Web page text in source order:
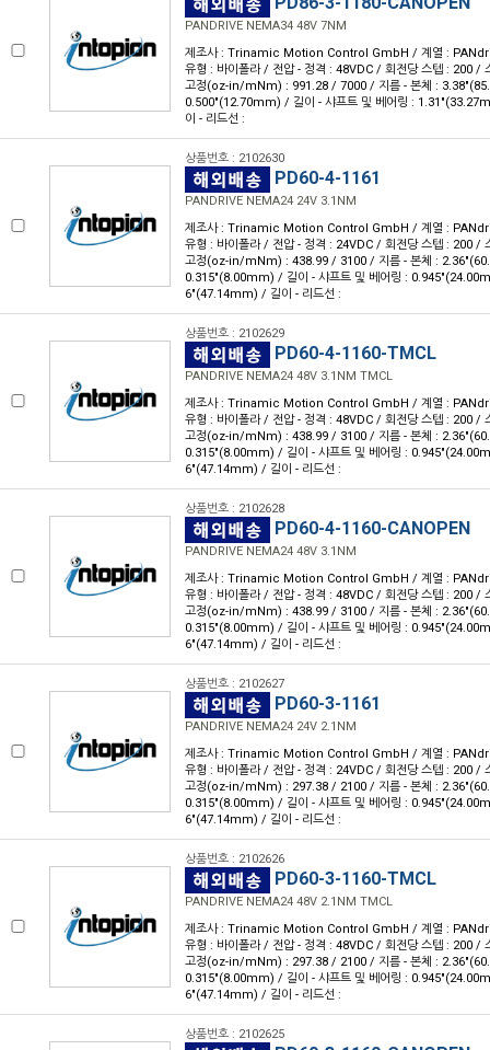
PANDRIVE NEMA34 48V 7NM
제조사 : Trinamic Motion Control GmbH / 계열 :
유형 : 바이폴라 / 전압 - 정격 : 48VDC / 회전당 스텝 : 200 /
고정(oz-in/mNm) : 991.28 / 7000 / 지름 - 본체 :
0.500"(12.70mm) / 길이 - 샤프트 및 베어링 :
이 - 리드선 :
상품번호 : 2102630
PD60-4-1161
PANDRIVE NEMA24 24V 3.1NM
제조사 : Trinamic Motion Control GmbH / 계열 :
유형 : 바이폴라 / 전압 - 정격 : 24VDC / 회전당 스텝 : 200 /
고정(oz-in/mNm) : 438.99 / 3100 / 지름 - 본체 :
0.315"(8.00mm) / 길이 - 샤프트 및 베어링 :
6"(47.14mm) / 길이 - 리드선 :
상품번호 : 2102629
PD60-4-1160-TMCL
PANDRIVE NEMA24 48V 3.1NM TMCL
제조사 : Trinamic Motion Control GmbH / 계열 :
유형 : 바이폴라 / 전압 - 정격 : 48VDC / 회전당 스텝 : 200 /
고정(oz-in/mNm) : 438.99 / 3100 / 지름 - 본체 :
0.315"(8.00mm) / 길이 - 샤프트 및 베어링 :
6"(47.14mm) / 길이 - 리드선 :
상품번호 : 2102628
PD60-4-1160-CANOPEN
PANDRIVE NEMA24 48V 3.1NM
제조사 : Trinamic Motion Control GmbH / 계열 :
유형 : 바이폴라 / 전압 - 정격 : 48VDC / 회전당 스텝 : 200 /
고정(oz-in/mNm) : 438.99 / 3100 / 지름 - 본체 :
0.315"(8.00mm) / 길이 - 샤프트 및 베어링 :
6"(47.14mm) / 길이 - 리드선 :
상품번호 : 2102627
PD60-3-1161
PANDRIVE NEMA24 24V 2.1NM
제조사 : Trinamic Motion Control GmbH / 계열 :
유형 : 바이폴라 / 전압 - 정격 : 24VDC / 회전당 스텝 : 200 /
고정(oz-in/mNm) : 297.38 / 2100 / 지름 - 본체 :
0.315"(8.00mm) / 길이 - 샤프트 및 베어링 :
6"(47.14mm) / 길이 - 리드선 :
상품번호 : 2102626
PD60-3-1160-TMCL
PANDRIVE NEMA24 48V 2.1NM TMCL
제조사 : Trinamic Motion Control GmbH / 계열 :
유형 : 바이폴라 / 전압 - 정격 : 48VDC / 회전당 스텝 : 200 /
고정(oz-in/mNm) : 297.38 / 2100 / 지름 - 본체 :
0.315"(8.00mm) / 길이 - 샤프트 및 베어링 :
6"(47.14mm) / 길이 - 리드선 :
상품번호 : 2102625